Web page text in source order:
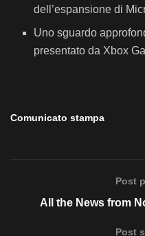
dell’espansione di
Uno sguardo
presentato da Xbox
Comunicato stampa
Post
All the News from
Post